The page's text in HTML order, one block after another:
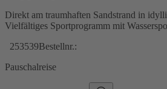
Direkt am traumhaften Sandstrand in
Vielfältiges Sportprogramm mit
253539Bestellnr.:
Pauschalreise